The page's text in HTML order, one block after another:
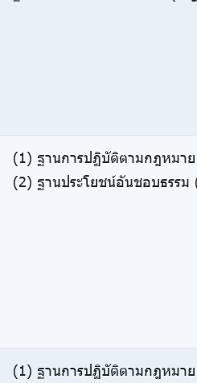
(1) ฐานการปฏิบัติตามกฎหมา
(2) ฐานประโยชน์อันชอบธรรม
(1) ฐานการปฏิบัติตามกฎหมา